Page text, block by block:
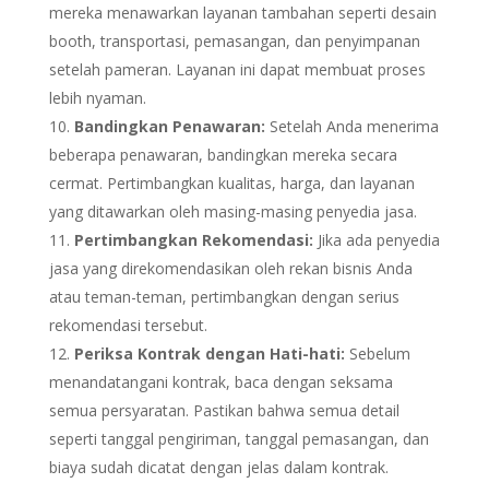
mereka menawarkan layanan tambahan seperti desain
booth, transportasi, pemasangan, dan penyimpanan
setelah pameran. Layanan ini dapat membuat proses
lebih nyaman.
Bandingkan Penawaran: Setelah Anda menerima
beberapa penawaran, bandingkan mereka secara
cermat. Pertimbangkan kualitas, harga, dan layanan
yang ditawarkan oleh masing-masing penyedia jasa.
Pertimbangkan Rekomendasi: Jika ada penyedia
jasa yang direkomendasikan oleh rekan bisnis Anda
atau teman-teman, pertimbangkan dengan serius
rekomendasi tersebut.
Periksa Kontrak dengan Hati-hati: Sebelum
menandatangani kontrak, baca dengan seksama
semua persyaratan. Pastikan bahwa semua detail
seperti tanggal pengiriman, tanggal pemasangan, dan
biaya sudah dicatat dengan jelas dalam kontrak.